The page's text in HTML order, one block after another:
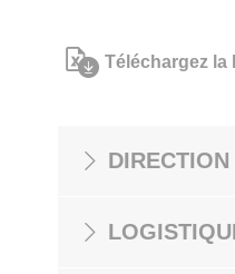
Téléchargez la